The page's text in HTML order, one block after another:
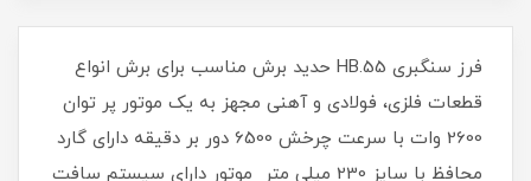
فرز سنگبری HB.55 حدید برش مناسب برای برش انواع
قطعات فلزی، فولادی و آهنی مجهز به یک موتور پر توان
2600 وات با سرعت چرخش 6500 دور بر دقیقه دارای گارد
محافظ با سایز 230 میلی متر موتور دارای سیستم سافت